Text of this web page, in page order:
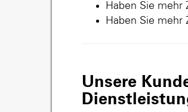
Haben Sie mehr
Haben Sie mehr
Unsere